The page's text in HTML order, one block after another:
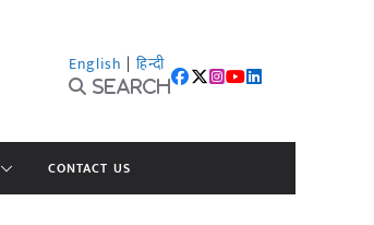
English | हिन्दी
Search
CONTACT US